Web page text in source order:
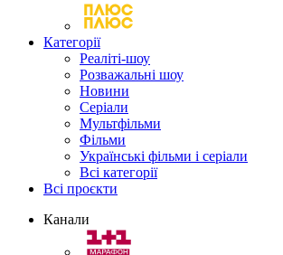
Категорії
Реаліті-шоу
Розважальні шоу
Новини
Серіали
Мультфільми
Фільми
Українські фільми і серіали
Всі категорії
Всі проєкти
Канали